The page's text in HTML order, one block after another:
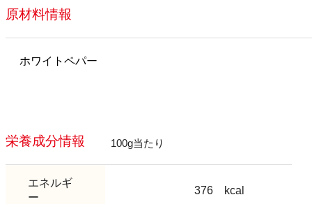
原材料情報
ホワイトペパー
栄養成分情報 100g当たり
エネルギ
ー
376 kcal